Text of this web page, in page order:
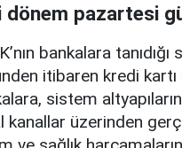
dönem pazartesi
bankalara
itibaren kredi
sistem
kanallar üzerinden